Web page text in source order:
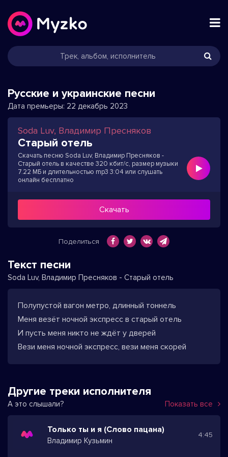
Русские и украинские песни
Дата премьеры: 22 декабрь 2023
Soda Luv, Владимир Пресняков
Старый отель
Скачать песню Soda Luv, Владимир Пресняков -
Старый отель в качестве 320 кбит/с, размер музыки
7.22 МБ и длительностью mp3 3:04 или слушать
онлайн бесплатно
Скачать
Поделиться
Текст песни
Soda Luv, Владимир Пресняков - Старый отель
Полупустой вагон метро, длинный тоннель
Меня везёт ночной экспресс в старый отель
И пусть меня никто не ждёт у дверей
Вези меня ночной экспресс, вези меня скорей
Другие треки исполнителя
А это слышали? Показать все
Только ты и я (Слово пацана)
Владимир Кузьмин
4:45